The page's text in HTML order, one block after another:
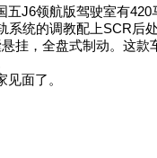
J6领航版驾驶室有
统的调教配上SCR后
挂，全盘式制动。这
面了。